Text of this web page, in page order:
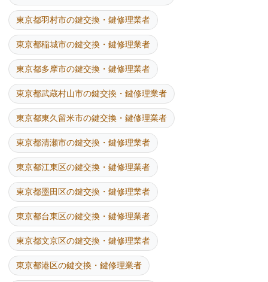
東京都羽村市の鍵交換・鍵修理業者
東京都稲城市の鍵交換・鍵修理業者
東京都多摩市の鍵交換・鍵修理業者
東京都武蔵村山市の鍵交換・鍵修理業者
東京都東久留米市の鍵交換・鍵修理業者
東京都清瀬市の鍵交換・鍵修理業者
東京都江東区の鍵交換・鍵修理業者
東京都墨田区の鍵交換・鍵修理業者
東京都台東区の鍵交換・鍵修理業者
東京都文京区の鍵交換・鍵修理業者
東京都港区の鍵交換・鍵修理業者